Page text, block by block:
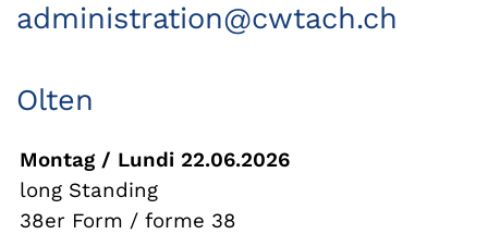
administration@cwtach.ch
Olten
Montag / Lundi 22.06.2026
long Standing
38er Form / forme 38